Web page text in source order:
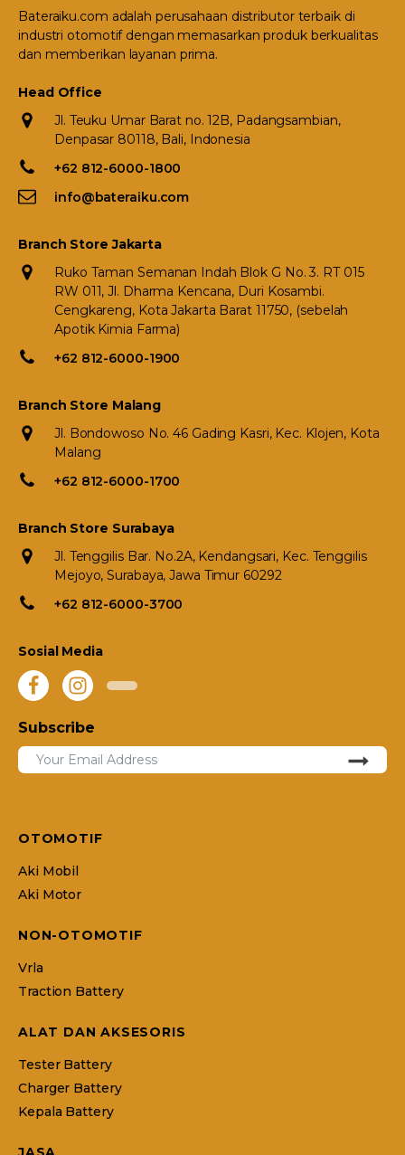
Bateraiku.com adalah perusahaan distributor terbaik di
industri otomotif dengan memasarkan produk berkualitas
dan memberikan layanan prima.
Head Office
Jl. Teuku Umar Barat no. 12B, Padangsambian,
Denpasar 80118, Bali, Indonesia
+62 812-6000-1800
info@bateraiku.com
Branch Store Jakarta
Ruko Taman Semanan Indah Blok G No. 3. RT 015
RW 011, Jl. Dharma Kencana, Duri Kosambi.
Cengkareng, Kota Jakarta Barat 11750, (sebelah
Apotik Kimia Farma)
+62 812-6000-1900
Branch Store Malang
Jl. Bondowoso No. 46 Gading Kasri, Kec. Klojen, Kota
Malang
+62 812-6000-1700
Branch Store Surabaya
Jl. Tenggilis Bar. No.2A, Kendangsari, Kec. Tenggilis
Mejoyo, Surabaya, Jawa Timur 60292
+62 812-6000-3700
Sosial Media
Subscribe
OTOMOTIF
Aki Mobil
Aki Motor
NON-OTOMOTIF
Vrla
Traction Battery
ALAT DAN AKSESORIS
Tester Battery
Charger Battery
Kepala Battery